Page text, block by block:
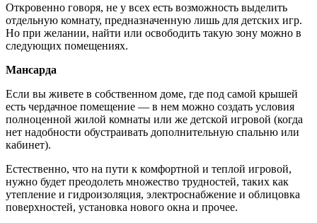
Откровенно говоря, не у всех есть возможность выделить
отдельную комнату, предназначенную лишь для детских игр.
Но при желании, найти или освободить такую зону можно в
следующих помещениях.
Мансарда
Если вы живете в собственном доме, где под самой крышей
есть чердачное помещение — в нем можно создать условия
полноценной жилой комнаты или же детской игровой (когда
нет надобности обустраивать дополнительную спальню или
кабинет).
Естественно, что на пути к комфортной и теплой игровой,
нужно будет преодолеть множество трудностей, таких как
утепление и гидроизоляция, электроснабжение и облицовка
поверхностей, установка нового окна и прочее.